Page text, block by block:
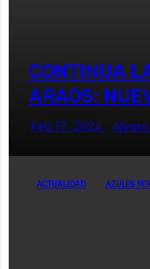
CONTINUA
ARAOS:
Feb 17, 2024
ACTUALIDAD AZULES